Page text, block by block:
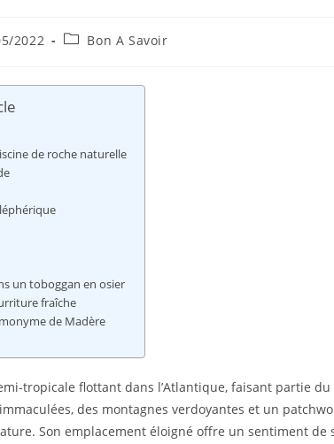
2022
PostBon A Savoir
de roche naturelle
un toboggan en osier
fraîche
de Madère
tropicale flottant dans l’Atlantique, faisant partie
des montagnes verdoyantes et un
Son emplacement éloigné offre un sentiment